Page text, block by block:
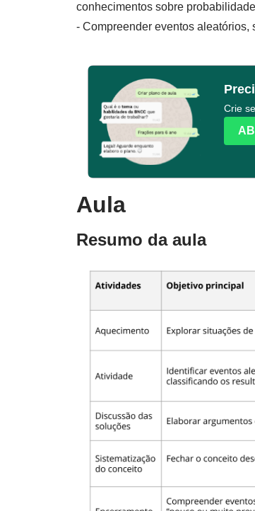
conhecimentos sobre
- Compreender eventos aleatórios,
Crie
Aula
Resumo da aula